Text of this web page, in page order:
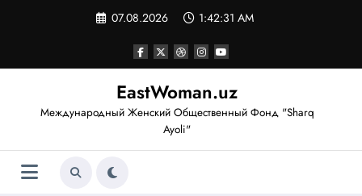
07.08.2026 1:42:31 AM
EastWoman.uz
Международный Женский Общественный Фонд "Sharq
Ayoli"